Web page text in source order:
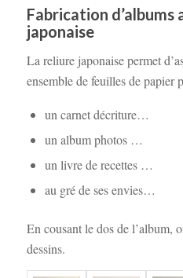
Fabrication d’albums
japonaise
La reliure japonaise permet
ensemble de feuilles de papier
un carnet décriture…
un album photos …
un livre de recettes …
au gré de ses envies…
En cousant le dos de l’album,
dessins.